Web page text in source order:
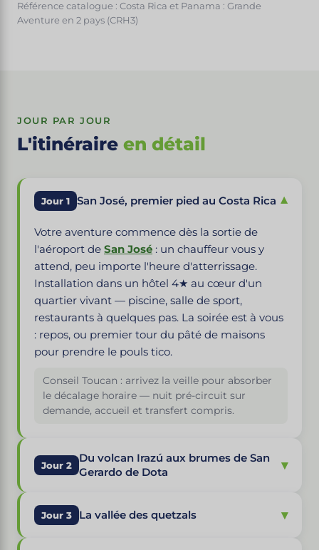
Référence catalogue : Costa Rica et Panama : Grande
Aventure en 2 pays (CRH3)
JOUR PAR JOUR
L'itinéraire en détail
Jour 1 San José, premier pied au Costa Rica ▾
Votre aventure commence dès la sortie de
l'aéroport de San José : un chauffeur vous y
attend, peu importe l'heure d'atterrissage.
Installation dans un hôtel 4★ au cœur d'un
quartier vivant — piscine, salle de sport,
restaurants à quelques pas. La soirée est à vous
: repos, ou premier tour du pâté de maisons
pour prendre le pouls tico.
Conseil Toucan : arrivez la veille pour absorber
le décalage horaire — nuit pré-circuit sur
demande, accueil et transfert compris.
Jour 2
Du volcan Irazú aux brumes de San
Gerardo de Dota
▾
Jour 3 La vallée des quetzals ▾